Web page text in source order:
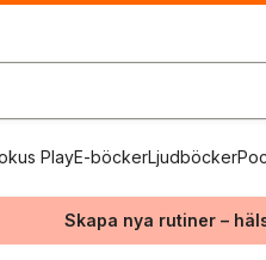
PlayE-böckerLjudböcker
Skapa nya rutiner –